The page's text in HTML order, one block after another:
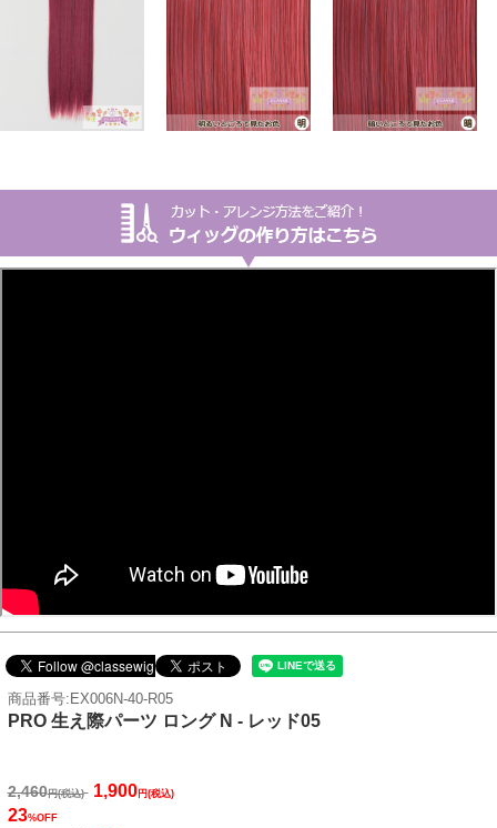
商品番号:EX006N-40-R05
PRO 生え際パーツ ロング N - レッド05
2,460円(税込) 1,900円(税込)
23%OFF